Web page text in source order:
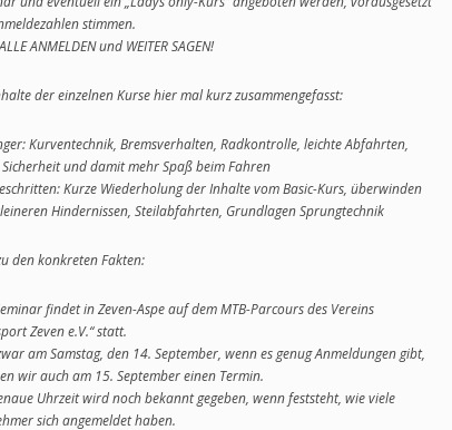
stimmen.
ANMELDEN und WEITER SAGEN!
der einzelnen Kurse hier mal kurz zusammengefasst:
Kurventechnik, Bremsverhalten, Radkontrolle, leichte Abfahrten,
und damit mehr Spaß beim Fahren
Kurze Wiederholung der Inhalte vom Basic-Kurs, überwinden
Hindernissen, Steilabfahrten, Grundlagen Sprungtechnik
den konkreten Fakten:
findet in Zeven-Aspe auf dem MTB-Parcours des Vereins
Zeven e.V.“ statt.
am Samstag, den 14. September, wenn es genug Anmeldungen gibt,
wir auch am 15. September einen Termin.
Uhrzeit wird noch bekannt gegeben, wenn feststeht, wie viele
sich angemeldet haben.